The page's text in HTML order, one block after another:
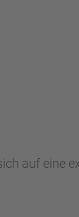
auf eine